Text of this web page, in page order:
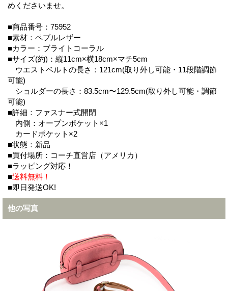
めくださいませ。
■商品番号：75952
■素材：ペブルレザー
■カラー：ブライトコーラル
■サイズ(約)：縦11cm×横18cm×マチ5cm
ウエストベルトの長さ：121cm(取り外し可能・11段階調節
可能)
ショルダーの長さ：83.5cm〜129.5cm(取り外し可能・調節
可能)
■詳細：ファスナー式開閉
内側：オープンポケット×1
カードポケット×2
■状態：新品
■買付場所：コーチ直営店（アメリカ）
■ラッピング対応！
■送料無料！
■即日発送OK!
他の写真